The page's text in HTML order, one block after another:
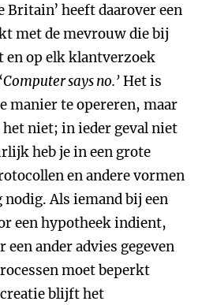
heeft daarover een
met de mevrouw die bij
en op elk klantverzoek
Computer says no.’Het is
manier te opereren, maar
niet; in ieder geval niet
heb je in een grote
en andere vormen
Als iemand bij een
een hypotheek indient,
ander advies gegeven
moet beperkt
blijft het